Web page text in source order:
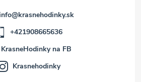
@krasnehodinky.sk
+421908665636
KrasneHodinky na FB
Krasnehodinky